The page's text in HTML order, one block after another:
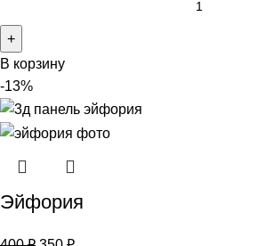
В корзину
-13%
Эйфория